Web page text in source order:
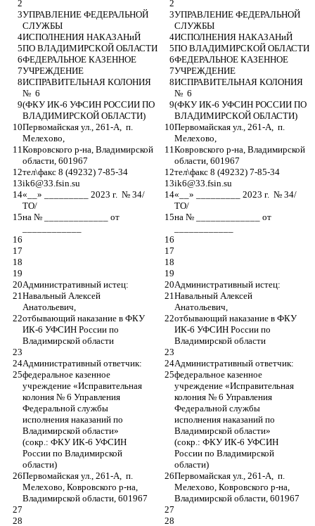
УПРАВЛЕНИЕ ФЕДЕРАЛЬНОЙ
СЛУЖБЫ
УПРАВЛЕНИЕ ФЕДЕРАЛЬНОЙ
СЛУЖБЫ
ИСПОЛНЕНИЯ НАКАЗАНиЙ
ИСПОЛНЕНИЯ НАКАЗАНиЙ
ПО ВЛАДИМИРСКОЙ ОБЛАСТИ
ПО ВЛАДИМИРСКОЙ ОБЛАСТИ
ФЕДЕРАЛЬНОЕ КАЗЕННОЕ
ФЕДЕРАЛЬНОЕ КАЗЕННОЕ
УЧРЕЖДЕНИЕ
УЧРЕЖДЕНИЕ
ИСПРАВИТЕЛЬНАЯ КОЛОНИЯ
№  6
ИСПРАВИТЕЛЬНАЯ КОЛОНИЯ
№  6
(ФКУ ИК-6 УФСИН РОССИИ ПО
ВЛАДИМИРСКОЙ ОБЛАСТИ)
(ФКУ ИК-6 УФСИН РОССИИ ПО
ВЛАДИМИРСКОЙ ОБЛАСТИ)
Первомайская ул., 261-А,  п.
Мелехово,
Первомайская ул., 261-А,  п.
Мелехово,
Ковровского р-на, Владимирской
области, 601967
Ковровского р-на, Владимирской
области, 601967
тел\факс 8 (49232) 7-85-34
тел\факс 8 (49232) 7-85-34
ik6@33.fsin.su
ik6@33.fsin.su
«__» _________ 2023 г.  № 34/
ТО/
«__» _________ 2023 г.  № 34/
ТО/
на № _____________ от
на № _____________ от
Административный истец:
Административный истец:
Навальный Алексей
Анатольевич,
Навальный Алексей
Анатольевич,
отбывающий наказание в ФКУ
ИК-6 УФСИН России по
Владимирской области
отбывающий наказание в ФКУ
ИК-6 УФСИН России по
Владимирской области
Административный ответчик:
Административный ответчик:
федеральное казенное
учреждение «Исправительная
колония № 6 Управления
Федеральной службы
исполнения наказаний по
Владимирской области»
(сокр.: ФКУ ИК-6 УФСИН
России по Владимирской
области)
федеральное казенное
учреждение «Исправительная
колония № 6 Управления
Федеральной службы
исполнения наказаний по
Владимирской области»
(сокр.: ФКУ ИК-6 УФСИН
России по Владимирской
области)
Первомайская ул., 261-А,  п.
Мелехово, Ковровского р-на,
Владимирской области, 601967
Первомайская ул., 261-А,  п.
Мелехово, Ковровского р-на,
Владимирской области, 601967